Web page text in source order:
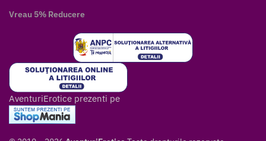
Vreau 5% Reducere
AventuriErotice prezenti pe